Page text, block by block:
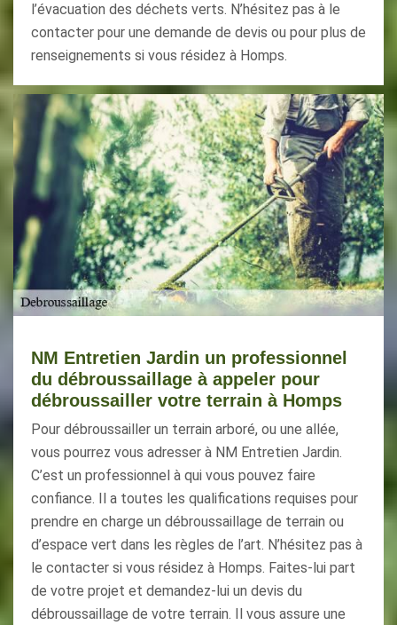
l’évacuation des déchets verts. N’hésitez pas à le
contacter pour une demande de devis ou pour plus de
renseignements si vous résidez à Homps.
NM Entretien Jardin un professionnel
du débroussaillage à appeler pour
débroussailler votre terrain à Homps
Pour débroussailler un terrain arboré, ou une allée,
vous pourrez vous adresser à NM Entretien Jardin.
C’est un professionnel à qui vous pouvez faire
confiance. Il a toutes les qualifications requises pour
prendre en charge un débroussaillage de terrain ou
d’espace vert dans les règles de l’art. N’hésitez pas à
le contacter si vous résidez à Homps. Faites-lui part
de votre projet et demandez-lui un devis du
débroussaillage de votre terrain. Il vous assure une